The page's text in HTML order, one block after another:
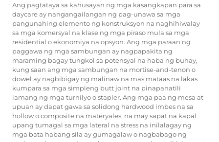
Ang pagtataya sa kahusayan ng mga kasangkapan para sa
daycare ay nangangailangan ng pag-unawa sa mga
pangunahing elemento ng konstruksyon na naghihiwalay
sa mga komersyal na klase ng mga piraso mula sa mga
residential o ekonomiya na opsyon. Ang mga paraan ng
paggawa ng mga sambungan ay nagpapakita ng
maraming bagay tungkol sa potensyal na haba ng buhay,
kung saan ang mga sambungan na mortise-and-tenon o
dowel ay nagbibigay ng malinaw na mas mataas na lakas
kumpara sa mga simpleng butt joint na pinapanatili
lamang ng mga turnilyo o stapler. Ang mga paa ng mesa at
upuan ay dapat gawa sa solidong hardwood imbes na sa
hollow o composite na materyales, na may sapat na kapal
upang tumagal sa mga lateral na stress na inilalagay ng
mga bata habang sila ay gumagalaw o nagbabago ng